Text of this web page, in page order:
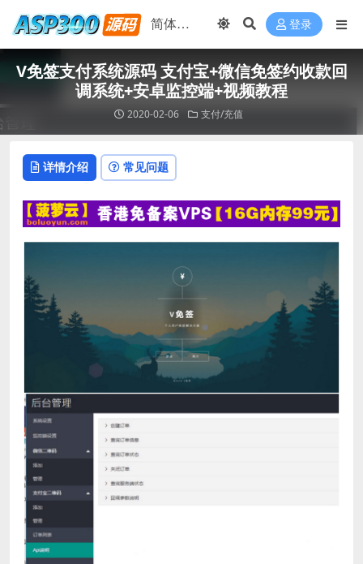
登录
V免签支付系统源码 支付宝+微信免签约收款回
调系统+安卓监控端+视频教程
2020-02-06 支付/充值
详情介绍 常见问题